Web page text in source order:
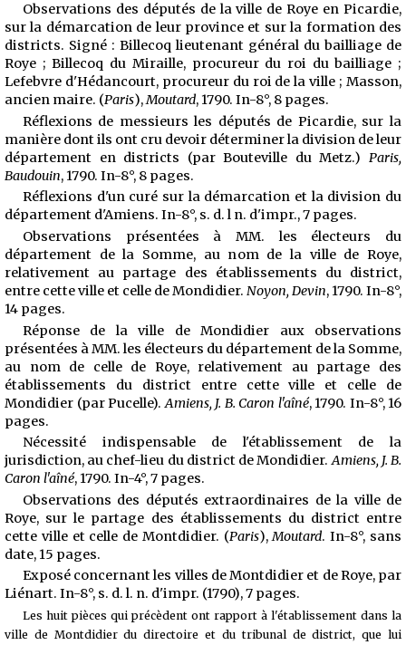
Observations des députés de la ville de Roye en Picardie,
sur la démarcation de leur province et sur la formation des
districts. Signé : Billecoqlieutenant général du bailliage de
Roye ; Billecoq du Miraille, procureur du roi du bailliage ;
Lefebvre d'Hédancourt, procureur du roi de la ville ; Masson,
ancien maire. (Paris),Moutard, 1790. In-8°, 8 pages.
Réflexions de messieurs les députés de Picardie, sur la
manière dont ils ont cru devoir déterminer la division de leur
département en districts (par Bouteville du Metz.) Paris,
Baudouin, 1790. In-8°, 8 pages.
Réflexions d'un curé sur la démarcation et la division du
département d'Amiens. In-8°, s. d. l n. d'impr., 7 pages.
Observations présentées à MM. les électeurs du
département de la Somme, au nom de la ville de Roye,
relativement au partage des établissements du district,
entre cette ville et celle de Mondidier. Noyon, Devin, 1790. In-8°,
14 pages.
Réponse de la ville de Mondidier aux observations
présentées à MM. les électeurs du département de la Somme,
au nom de celle de Roye, relativement au partage des
établissements du district entre cette ville et celle de
Mondidier (par Pucelle). Amiens, J. B. Caron l'aîné, 1790. In-8°, 16
pages.
Nécessité indispensable de l'établissement de la
jurisdiction, au chef-lieu du district de Mondidier.Amiens, J. B.
Caron l'aîné, 1790. In-4°, 7 pages.
Observations des députés extraordinaires de la ville de
Roye, sur le partage des établissements du district entre
cette ville et celle de Montdidier. (Paris),Moutard. In-8°, sans
date, 15 pages.
Exposé concernant les villes de Montdidier et de Roye, par
Liénart. In-8°, s. d. l. n. d'impr. (1790), 7 pages.
Les huit pièces qui précèdent ont rapport à l'établissement dans la
ville de Montdidier du directoire et du tribunal de district, que lui